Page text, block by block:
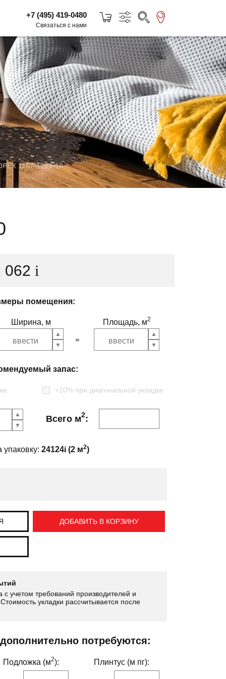
+7 (495) 419-0480
Связаться с нами
1167-1204-10
062 i
помещения:
Ширина, м Площадь, м2
запас:
+10% при диагональной укладке
Всего м2:
упаковку: 24124i (2 м2)
ДОБАВИТЬ В КОРЗИНУ
учетом требований производителей и
укладки рассчитывается после
потребуются:
Подложка (м2): Плинтус (м пг):